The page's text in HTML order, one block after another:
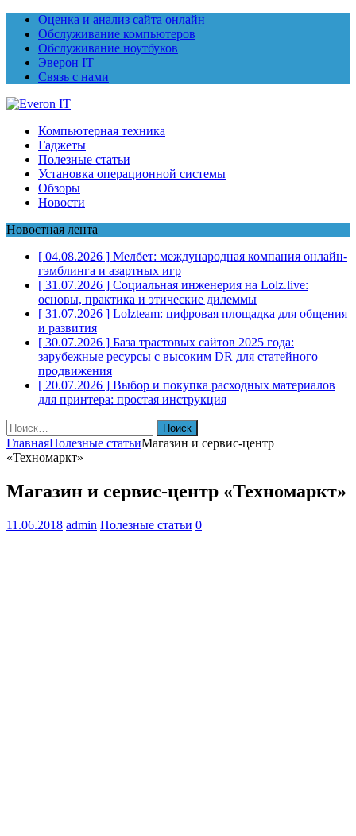
Оценка и анализ сайта онлайн
Обслуживание компьютеров
Обслуживание ноутбуков
Эверон IT
Связь с нами
Компьютерная техника
Гаджеты
Полезные статьи
Установка операционной системы
Обзоры
Новости
Новостная лента
[ 04.08.2026 ] Мелбет: международная компания онлайн-
гэмблинга и азартных игр
[ 31.07.2026 ] Социальная инженерия на Lolz.live:
основы, практика и этические дилеммы
[ 31.07.2026 ] Lolzteam: цифровая площадка для общения
и развития
[ 30.07.2026 ] База трастовых сайтов 2025 года:
зарубежные ресурсы с высоким DR для статейного
продвижения
[ 20.07.2026 ] Выбор и покупка расходных материалов
для принтера: простая инструкция
Найти:
ГлавнаяПолезные статьиМагазин и сервис-центр
«Техномаркт»
Магазин и сервис-центр «Техномаркт»
11.06.2018 admin Полезные статьи 0